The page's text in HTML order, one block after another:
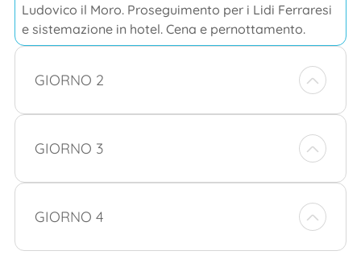
Ludovico il Moro. Proseguimento per i Lidi Ferraresi
e sistemazione in hotel. Cena e pernottamento.
GIORNO 2
GIORNO 3
GIORNO 4